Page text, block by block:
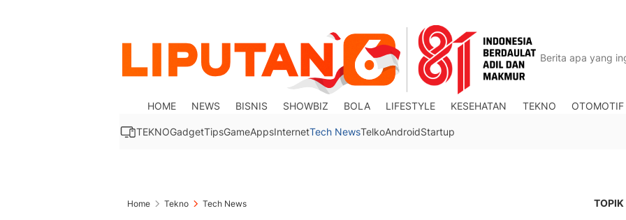
HOME NEWS BISNIS SHOWBIZ BOLA LIFESTYLE KESEHATAN TEKNO OTOMOTIF
TEKNOGadgetTipsGameAppsInternetTech NewsTelkoAndroidStartup
Home Tekno Tech News TOPIK